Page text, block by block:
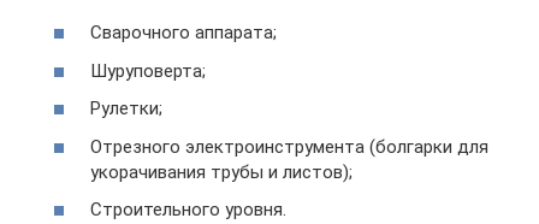
Сварочного аппарата;
Шуруповерта;
Рулетки;
Отрезного электроинструмента (болгарки для
укорачивания трубы и листов);
Строительного уровня.